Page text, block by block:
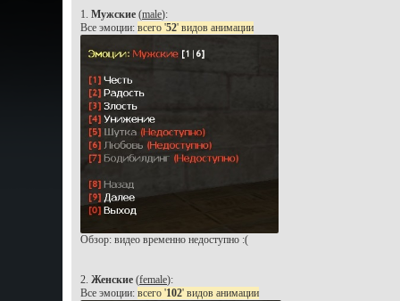
1. Мужские (male):
Все эмоции: всего '52' видов анимации
Обзор: видео временно недоступно :(
2. Женские (female):
Все эмоции: всего '102' видов анимации